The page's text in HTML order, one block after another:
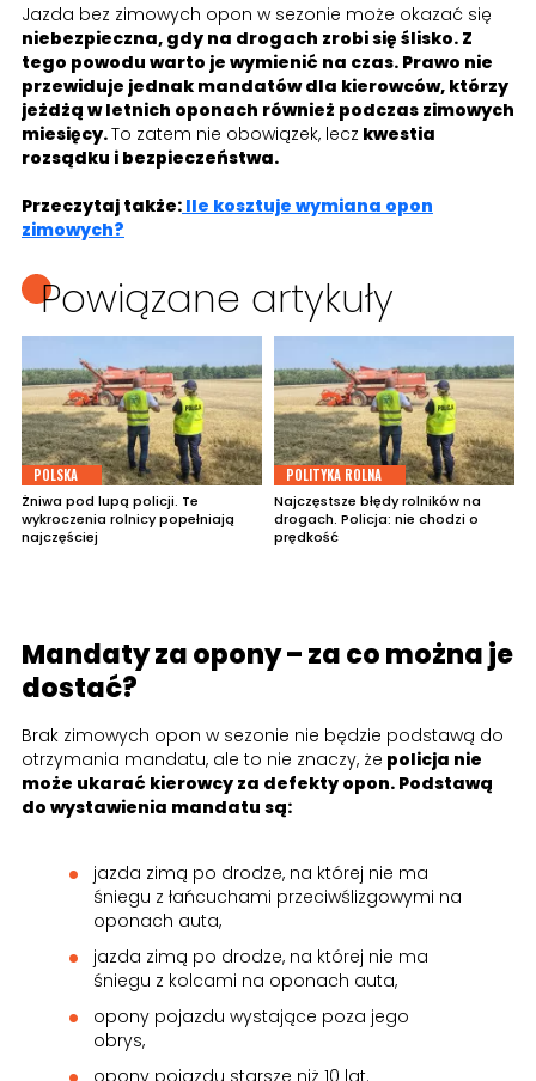
Jazda bez zimowych opon w sezonie może okazać się
niebezpieczna, gdy na drogach zrobi się ślisko. Z
tego powodu warto je wymienić na czas. Prawo nie
przewiduje jednak mandatów dla kierowców, którzy
jeżdżą w letnich oponach również podczas zimowych
miesięcy.To zatem nie obowiązek, lecz kwestia
rozsądku i bezpieczeństwa.
Przeczytaj także: Ile kosztuje wymiana opon
zimowych?
Powiązane artykuły
POLSKA
Żniwa pod lupą policji. Te
wykroczenia rolnicy popełniają
najczęściej
POLITYKA ROLNA
Najczęstsze błędy rolników na
drogach. Policja: nie chodzi o
prędkość
Mandaty za opony – za co można je
dostać?
Brak zimowych opon w sezonie nie będzie podstawą do
otrzymania mandatu, ale to nie znaczy, że policja nie
może ukarać kierowcy za defekty opon. Podstawą
do wystawienia mandatu są:
jazda zimą po drodze, na której nie ma
śniegu z łańcuchami przeciwślizgowymi na
oponach auta,
jazda zimą po drodze, na której nie ma
śniegu z kolcami na oponach auta,
opony pojazdu wystające poza jego
obrys,